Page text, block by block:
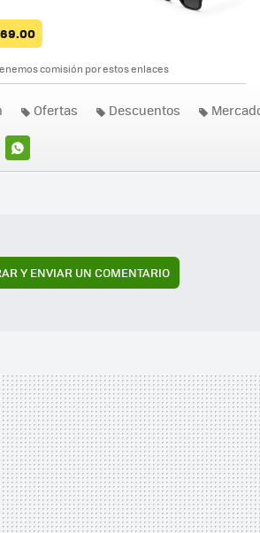
comisión por estos enlaces
WHATSAPP
Ofertas Descuentos
Y ENVIAR UN COMENTARIO